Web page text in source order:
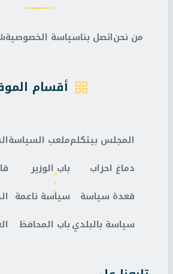
من نحناتصل بناسياسة الخصوصية
أقسام
المجلس بيتكلم
دماغ احزاب
قعدة سياسة
سياسة بالبلدي
ملعب السياسة
باب الوزير
سياسة ناعمة
باب المحافظ